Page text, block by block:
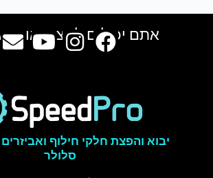
אתם יכולים למצוא אותנו
יבוא והפצת חלקי חילוף
סלולר